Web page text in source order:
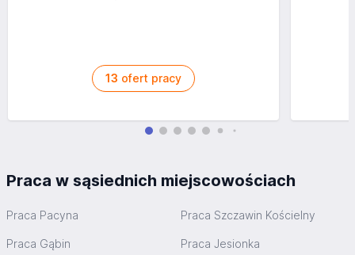
13 ofert pracy
Praca w sąsiednich miejscowościach
Praca Pacyna Praca Szczawin Kościelny
Praca Gąbin Praca Jesionka